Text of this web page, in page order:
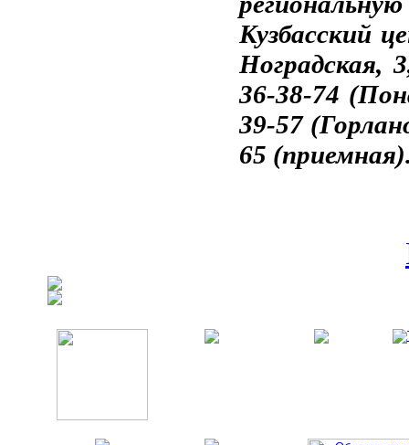
Кузбасский
Ноградская,
36-38-74
39-57
65